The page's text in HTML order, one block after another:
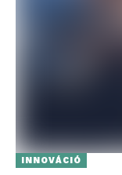
INNOVÁCIÓ